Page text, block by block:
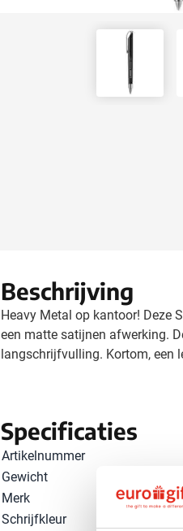
View
Beschrijving
Heavy Metal op kantoor! Deze
een matte satijnen afwerking.
langschrijfvulling. Kortom, een
Specificaties
Artikelnummer
Gewicht
Merk
Schrijfkleur